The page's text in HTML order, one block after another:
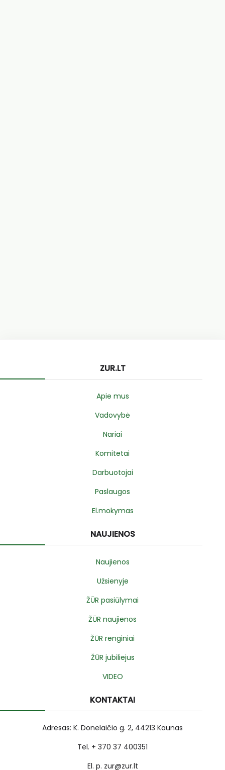
ZUR.LT
Apie mus
Vadovybė
Nariai
Komitetai
Darbuotojai
Paslaugos
El.mokymas
NAUJIENOS
Naujienos
Užsienyje
ŽŪR pasiūlymai
ŽŪR naujienos
ŽŪR renginiai
ŽŪR jubiliejus
VIDEO
KONTAKTAI
Adresas: K. Donelaičio g. 2, 44213 Kaunas
Tel. + 370 37 400351
El. p. zur@zur.lt